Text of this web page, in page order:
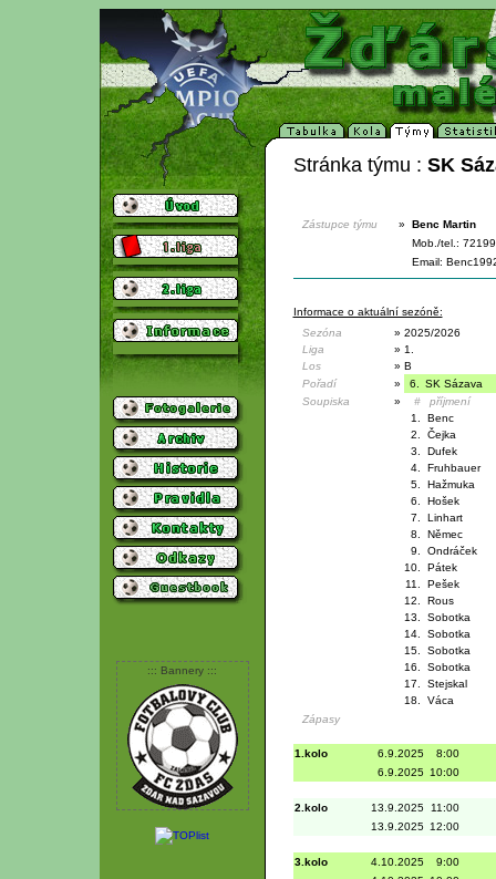
::: Bannery :::
Stránka týmu : SK
Zástupce týmu »
Benc Martin
Mob./tel.:
Email:
Informace o aktuální sezóně:
Sezóna
» 2025/2026
Liga
» 1.
Los
» B
Pořadí
» 6.
SK
Soupiska
» #
příjmení
1.
Benc
2.
Čejka
3.
Dufek
4.
Fruhbauer
5.
Hažmuka
6.
Hošek
7.
Linhart
8.
Němec
9.
Ondráček
10.
Pátek
11.
Pešek
12.
Rous
13.
Sobotka
14.
Sobotka
15.
Sobotka
16.
Sobotka
17.
Stejskal
18.
Váca
Zápasy
1.kolo 6.9.2025
8:00
6.9.2025 10:00
2.kolo 13.9.2025
11:00
13.9.2025 12:00
3.kolo 4.10.2025
9:00